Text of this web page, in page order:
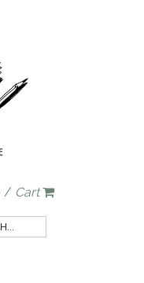
/ Cart